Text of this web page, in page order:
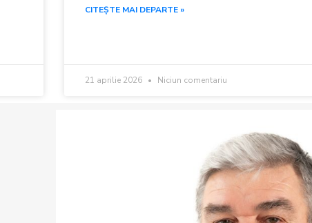
CITEȘTE MAI DEPARTE »
21 aprilie 2026 Niciun comentariu